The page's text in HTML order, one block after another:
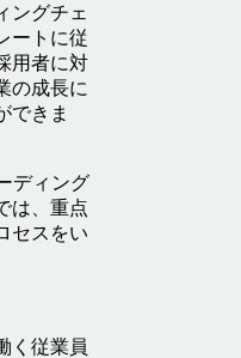
ングチェ
ートに従
用者に対
の成長に
できま
ディング
は、重点
セスをい
く従業員